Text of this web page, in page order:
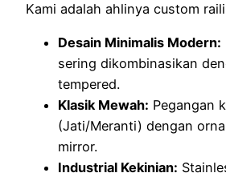
Kami adalah ahlinya custom
Desain Minimalis Modern:
sering dikombinasikan
tempered.
Klasik Mewah: Pegangan
(Jati/Meranti) dengan
mirror.
Industrial Kekinian: